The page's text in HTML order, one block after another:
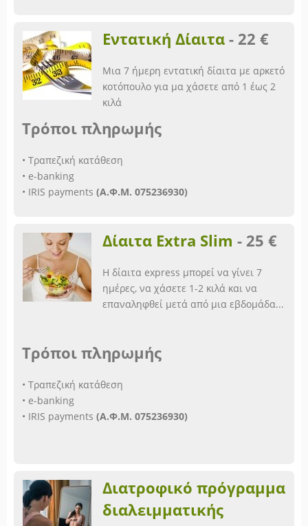
Εντατική Δίαιτα - 22 €
Μια 7 ήμερη εντατική δίαιτα με αρκετό
κοτόπουλο για μα χάσετε από 1 έως 2
κιλά
Τρόποι πληρωμής
• Τραπεζική κατάθεση
• e-banking
• IRIS payments (Α.Φ.Μ. 075236930)
Δίαιτα Extra Slim - 25 €
Η δίαιτα express μπορεί να γίνει 7
ημέρες, να χάσετε 1-2 κιλά και να
επαναληφθεί μετά από μια εβδομάδα...
Τρόποι πληρωμής
• Τραπεζική κατάθεση
• e-banking
• IRIS payments (Α.Φ.Μ. 075236930)
Διατροφικό πρόγραμμα
διαλειμματικής